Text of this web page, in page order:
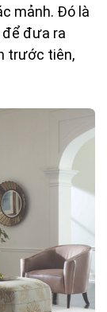
mảnh. Đó là
để đưa ra
trước tiên,